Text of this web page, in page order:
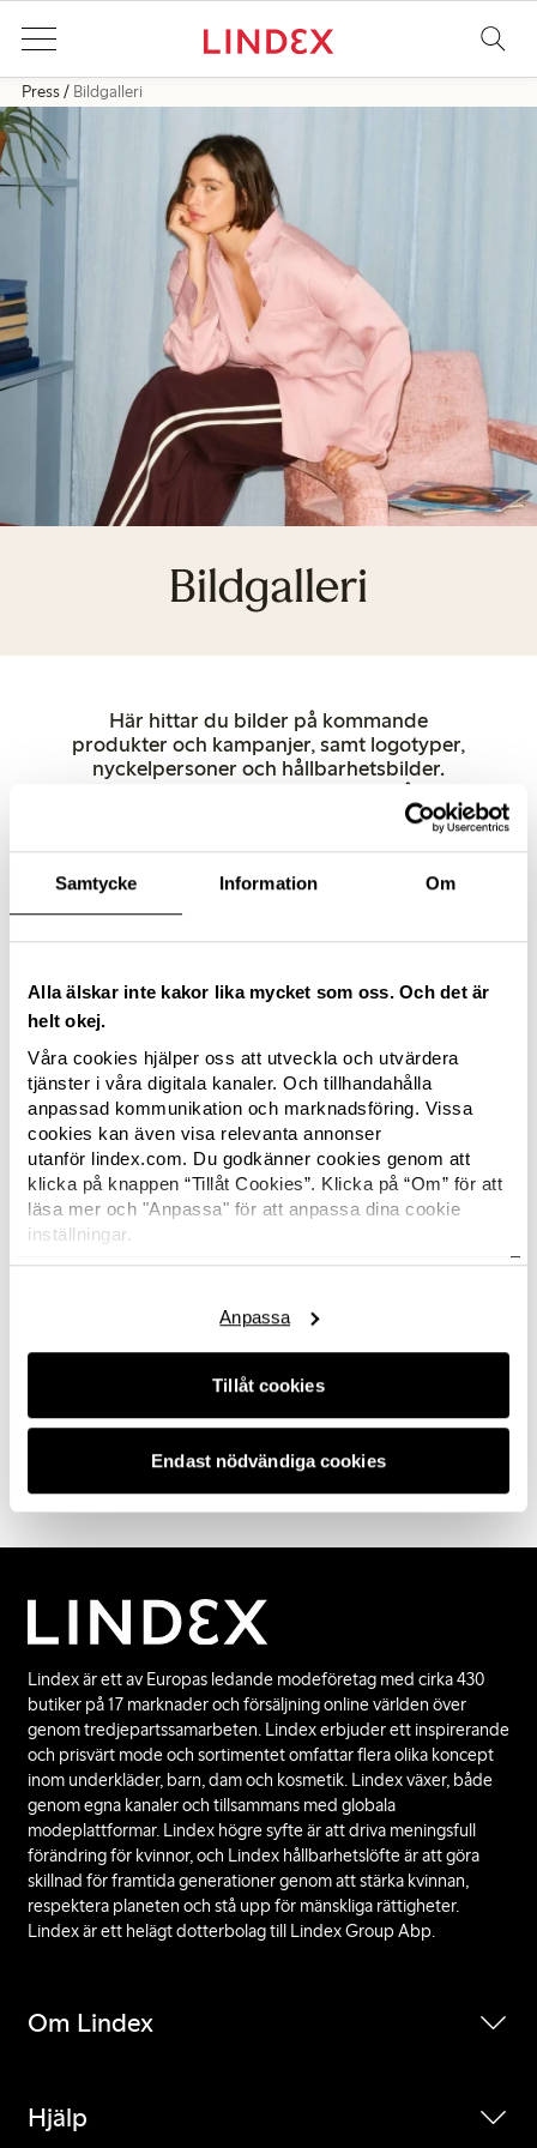
Samtycke Information Om
Alla älskar inte kakor lika mycket som oss. Och det är
helt okej.
Våra cookies hjälper oss att utveckla och utvärdera
tjänster i våra digitala kanaler. Och tillhandahålla
anpassad kommunikation och marknadsföring. Vissa
cookies kan även visa relevanta annonser
utanför lindex.com. Du godkänner cookies genom att
klicka på knappen “Tillåt Cookies”. Klicka på “Om” för att
läsa mer och "Anpassa" för att anpassa dina cookie
inställningar.
Här hittar du Lindexcookiepolicy.
Tillåt cookies
Anpassa
Endast nödvändiga cookies
Press Bildgalleri
Bildgalleri
Här hittar du bilder på kommande
produkter och kampanjer, samt logotyper,
nyckelpersoner och hållbarhetsbilder.
Rättigheter för användning anges på varje
enskild bild. Av upphovsrättsliga skäl
hämtas direkt från lindex.com. Kontakta
oss gärna om du har frågor.
Nyckelpersoner Butiker Hållbarhet
Logotypes
Hi there. No images available in this category
right now? Not to worry, this space will be filled
want to connect with us, we'd love for you to
Lindex är ett av Europas ledande modeföretag med cirka 430
butiker på 17 marknader och försäljning online världen över
genom tredjepartssamarbeten. Lindex erbjuder ett inspirerande
och prisvärt mode och sortimentet omfattar flera olika koncept
inom underkläder, barn, dam och kosmetik. Lindex växer, både
genom egna kanaler och tillsammans med globala
modeplattformar. Lindex högre syfte är att driva meningsfull
förändring för kvinnor, och Lindex hållbarhetslöfte är att göra
skillnad för framtida generationer genom att stärka kvinnan,
respektera planeten och stå upp för mänskliga rättigheter.
Lindex är ett helägt dotterbolag till Lindex Group Abp.
Om Lindex
Hjälp